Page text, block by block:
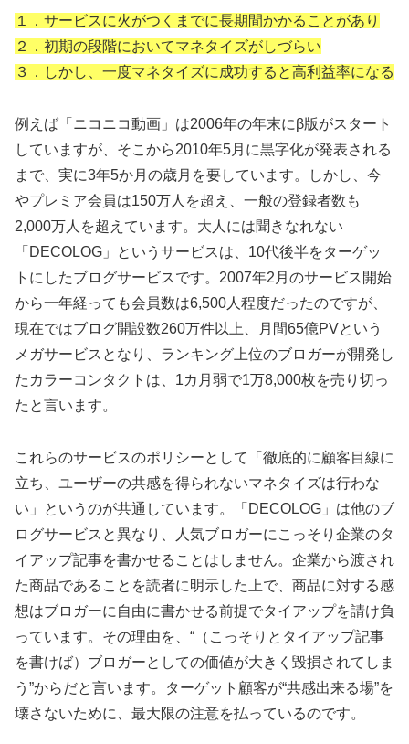
１．サービスに火がつくまでに長期間かかることがあり
２．初期の段階においてマネタイズがしづらい
３．しかし、一度マネタイズに成功すると高利益率になる
例えば「ニコニコ動画」は2006年の年末にβ版がスタート
していますが、そこから2010年5月に黒字化が発表される
まで、実に3年5か月の歳月を要しています。しかし、今
やプレミア会員は150万人を超え、一般の登録者数も
2,000万人を超えています。大人には聞きなれない
「DECOLOG」というサービスは、10代後半をターゲッ
トにしたブログサービスです。2007年2月のサービス開始
から一年経っても会員数は6,500人程度だったのですが、
現在ではブログ開設数260万件以上、月間65億PVという
メガサービスとなり、ランキング上位のブロガーが開発し
たカラーコンタクトは、1カ月弱で1万8,000枚を売り切っ
たと言います。
これらのサービスのポリシーとして「徹底的に顧客目線に
立ち、ユーザーの共感を得られないマネタイズは行わな
い」というのが共通しています。「DECOLOG」は他のブ
ログサービスと異なり、人気ブロガーにこっそり企業のタ
イアップ記事を書かせることはしません。企業から渡され
た商品であることを読者に明示した上で、商品に対する感
想はブロガーに自由に書かせる前提でタイアップを請け負
っています。その理由を、“（こっそりとタイアップ記事
を書けば）ブロガーとしての価値が大きく毀損されてしま
う”からだと言います。ターゲット顧客が“共感出来る場”を
壊さないために、最大限の注意を払っているのです。